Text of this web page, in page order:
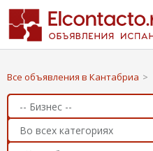
Все объявления в Кантабриа >